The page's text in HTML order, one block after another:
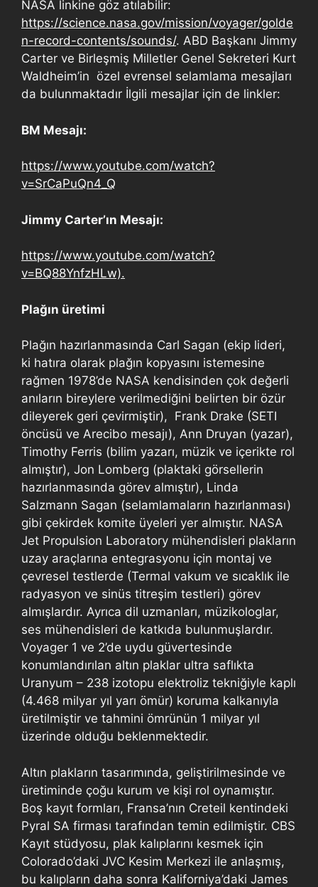
NASA linkine göz atılabilir:
https://science.nasa.gov/mission/voyager/golde
n-record-contents/sounds/. ABD Başkanı Jimmy
Carter ve Birleşmiş Milletler Genel Sekreteri Kurt
Waldheim’in özel evrensel selamlama mesajları
da bulunmaktadır İlgili mesajlar için de linkler:
BM Mesajı:
https://www.youtube.com/watch?
v=SrCaPuQn4_Q
Jimmy Carter’ın Mesajı:
https://www.youtube.com/watch?
v=BQ88YnfzHLw).
Plağın üretimi
Plağın hazırlanmasında Carl Sagan (ekip lideri,
ki hatıra olarak plağın kopyasını istemesine
rağmen 1978’de NASA kendisinden çok değerli
anıların bireylere verilmediğini belirten bir özür
dileyerek geri çevirmiştir), Frank Drake (SETI
öncüsü ve Arecibo mesajı), Ann Druyan (yazar),
Timothy Ferris (bilim yazarı, müzik ve içerikte rol
almıştır), Jon Lomberg (plaktaki görsellerin
hazırlanmasında görev almıştır), Linda
Salzmann Sagan (selamlamaların hazırlanması)
gibi çekirdek komite üyeleri yer almıştır. NASA
Jet Propulsion Laboratory mühendisleri plakların
uzay araçlarına entegrasyonu için montaj ve
çevresel testlerde (Termal vakum ve sıcaklık ile
radyasyon ve sinüs titreşim testleri) görev
almışlardır. Ayrıca dil uzmanları, müzikologlar,
ses mühendisleri de katkıda bulunmuşlardır.
Voyager 1 ve 2’de uydu güvertesinde
konumlandırılan altın plaklar ultra saflıkta
Uranyum – 238 izotopu elektroliz tekniğiyle kaplı
(4.468 milyar yıl yarı ömür) koruma kalkanıyla
üretilmiştir ve tahmini ömrünün 1 milyar yıl
üzerinde olduğu beklenmektedir.
Altın plakların tasarımında, geliştirilmesinde ve
üretiminde çoğu kurum ve kişi rol oynamıştır.
Boş kayıt formları, Fransa’nın Creteil kentindeki
Pyral SA firması tarafından temin edilmiştir. CBS
Kayıt stüdyosu, plak kalıplarını kesmek için
Colorado’daki JVC Kesim Merkezi ile anlaşmış,
bu kalıpların daha sonra Kaliforniya’daki James